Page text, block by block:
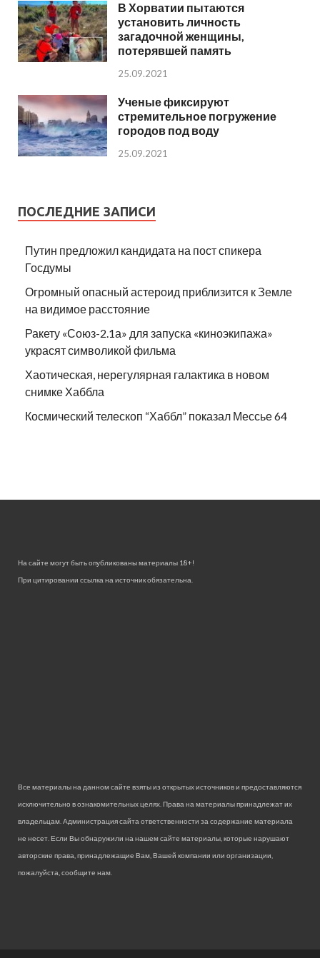
В Хорватии пытаются
установить личность
загадочной женщины,
потерявшей память
25.09.2021
Ученые фиксируют
стремительное погружение
городов под воду
25.09.2021
ПОСЛЕДНИЕ ЗАПИСИ
Путин предложил кандидата на пост спикера
Госдумы
Огромный опасный астероид приблизится к Земле
на видимое расстояние
Ракету «Союз-2.1а» для запуска «киноэкипажа»
украсят символикой фильма
Хаотическая, нерегулярная галактика в новом
снимке Хаббла
Космический телескоп “Хаббл” показал Мессье 64
На сайте могут быть опубликованы материалы 18+!
При цитировании ссылка на источник обязательна.
Все материалы на данном сайте взяты из открытых источников и предоставляются
исключительно в ознакомительных целях. Права на материалы принадлежат их
владельцам. Администрация сайта ответственности за содержание материала
не несет. Если Вы обнаружили на нашем сайте материалы, которые нарушают
авторские права, принадлежащие Вам, Вашей компании или организации,
пожалуйста, сообщите нам.